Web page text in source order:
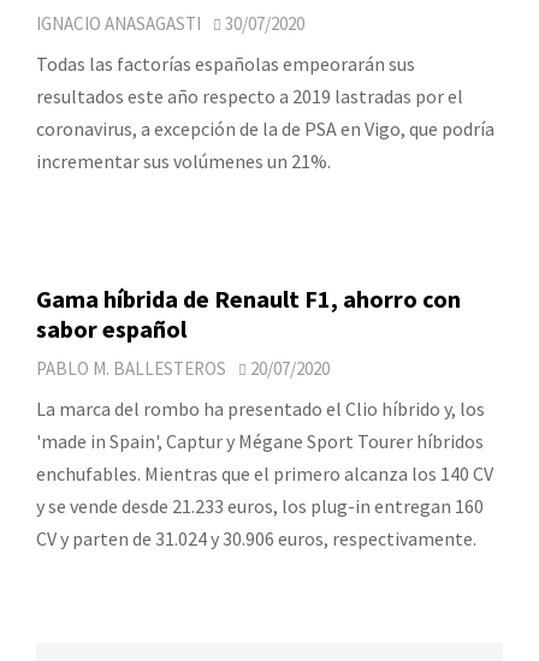
IGNACIO ANASAGASTI 30/07/2020
Todas las factorías españolas empeorarán sus
resultados este año respecto a 2019 lastradas por el
coronavirus, a excepción de la de PSA en Vigo, que podría
incrementar sus volúmenes un 21%.
Gama híbrida de Renault F1, ahorro con
sabor español
PABLO M. BALLESTEROS 20/07/2020
La marca del rombo ha presentado el Clio híbrido y, los
'made in Spain', Captur y Mégane Sport Tourer híbridos
enchufables. Mientras que el primero alcanza los 140 CV
y se vende desde 21.233 euros, los plug-in entregan 160
CV y parten de 31.024 y 30.906 euros, respectivamente.